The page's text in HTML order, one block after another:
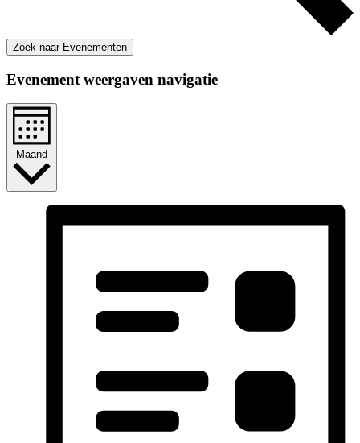
Zoek naar Evenementen
Evenement weergaven navigatie
Maand